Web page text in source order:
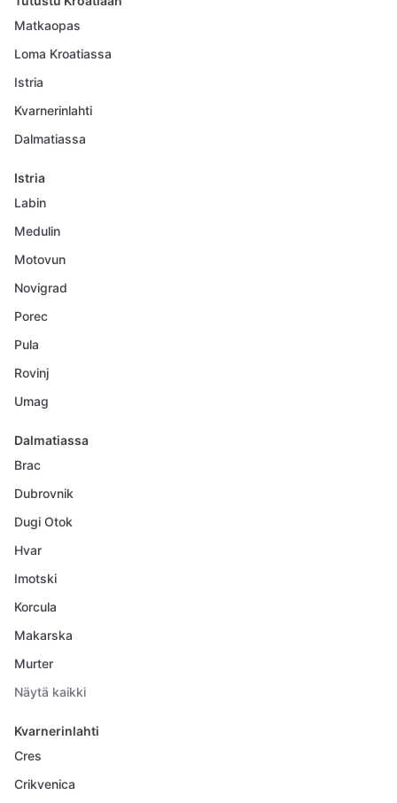
Matkaopas
Loma Kroatiassa
Istria
Kvarnerinlahti
Dalmatiassa
Istria
Labin
Medulin
Motovun
Novigrad
Porec
Pula
Rovinj
Umag
Dalmatiassa
Brac
Dubrovnik
Dugi Otok
Hvar
Imotski
Korcula
Makarska
Murter
Näytä kaikki
Kvarnerinlahti
Cres
Crikvenica